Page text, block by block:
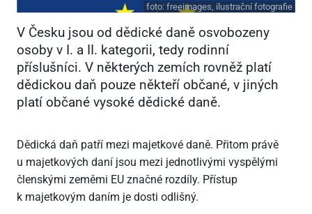
foto: freeimages, ilustrační fotografie
V Česku jsou od dědické daně osvobozeny
osoby v I. a II. kategorii, tedy rodinní
příslušníci. V některých zemích rovněž platí
dědickou daň pouze někteří občané, v jiných
platí občané vysoké dědické daně.
Dědická daň patří mezi majetkové daně. Přitom právě
u majetkových daní jsou mezi jednotlivými vyspělými
členskými zeměmi EU značné rozdíly. Přístup
k majetkovým daním je dosti odlišný.